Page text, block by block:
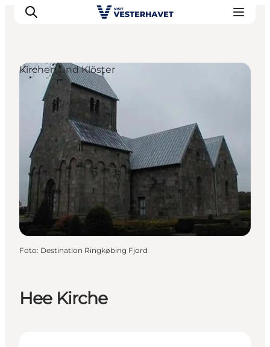
Events
Erlebnisse
Unsere Städte
Essen & Übernachtung
Tickets kaufen
Plane deine Reise
Hee Kirche
Kirchen und Klöster
Foto: Destination Ringkøbing Fjord